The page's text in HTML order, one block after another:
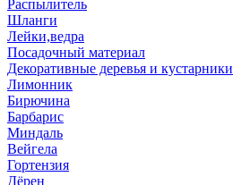
Распылитель
Шланги
Лейки,ведра
Посадочный материал
Декоративные деревья и кустарники
Лимонник
Бирючина
Барбарис
Миндаль
Вейгела
Гортензия
Дёрен